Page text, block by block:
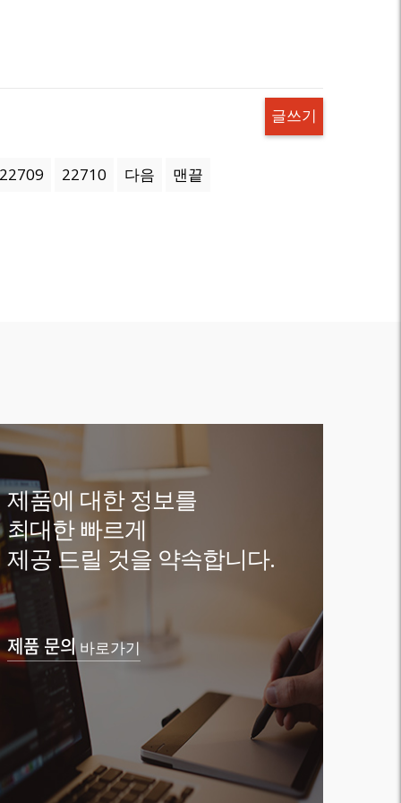
글쓰기
22709 22710 다음 맨끝
제품에 대한 정보를
최대한 빠르게
제공 드릴 것을 약속합니다.
제품 문의 바로가기